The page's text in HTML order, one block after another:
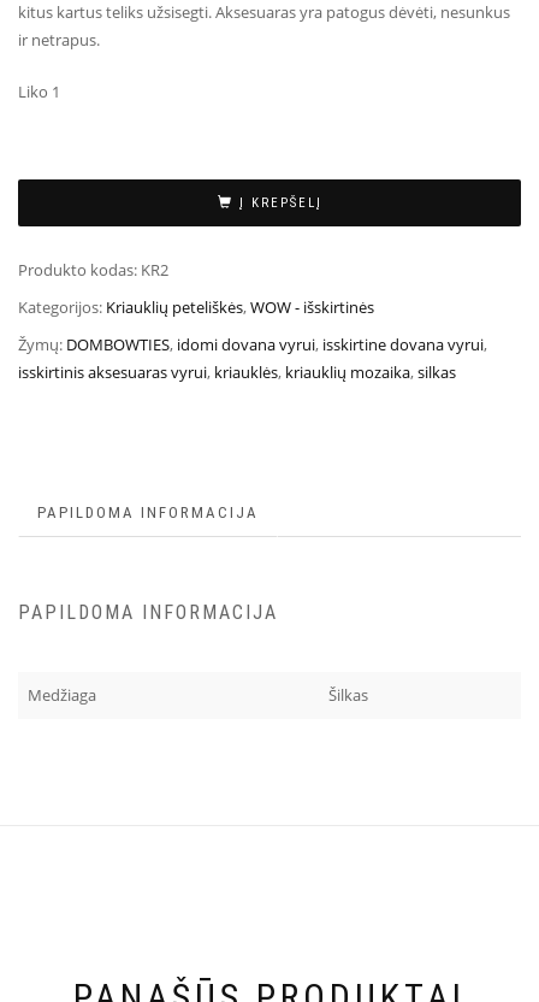
kitus kartus teliks užsisegti. Aksesuaras yra patogus dėvėti, nesunkus
ir netrapus.
Liko 1
Į KREPŠELĮ
Produkto kodas: KR2
Kategorijos: Kriauklių peteliškės,WOW - išskirtinės
Žymų: DOMBOWTIES, idomi dovana vyrui, isskirtine dovana vyrui,
isskirtinis aksesuaras vyrui, kriauklės, kriauklių mozaika,silkas
PAPILDOMA INFORMACIJA
PAPILDOMA INFORMACIJA
Medžiaga Šilkas